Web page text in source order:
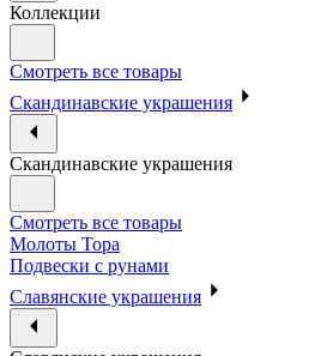
Коллекции
Смотреть все товары
Скандинавские украшения
Скандинавские украшения
Смотреть все товары
Молоты Тора
Подвески с рунами
Славянские украшения